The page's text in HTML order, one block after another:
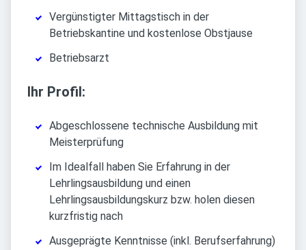
Vergünstigter Mittagstisch in der
Betriebskantine und kostenlose Obstjause
Betriebsarzt
Ihr Profil:
Abgeschlossene technische Ausbildung mit
Meisterprüfung
Im Idealfall haben Sie Erfahrung in der
Lehrlingsausbildung und einen
Lehrlingsausbildungskurz bzw. holen diesen
kurzfristig nach
Ausgeprägte Kenntnisse (inkl. Berufserfahrung)